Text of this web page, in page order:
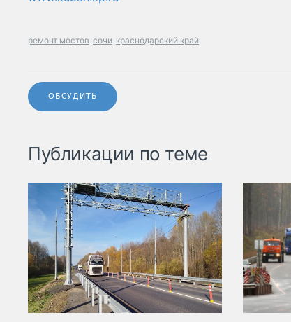
ремонт мостов сочи краснодарский край
ОБСУДИТЬ
Публикации по теме